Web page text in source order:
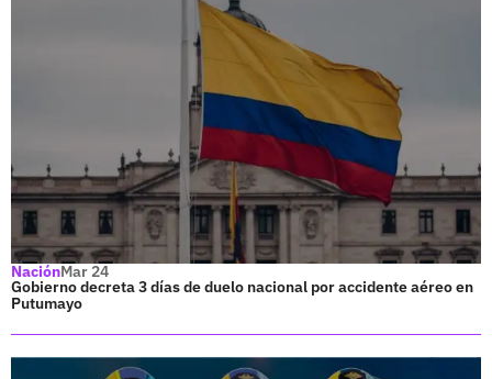
NaciónMar 24
Gobierno decreta 3 días de duelo nacional por accidente aéreo en
Putumayo